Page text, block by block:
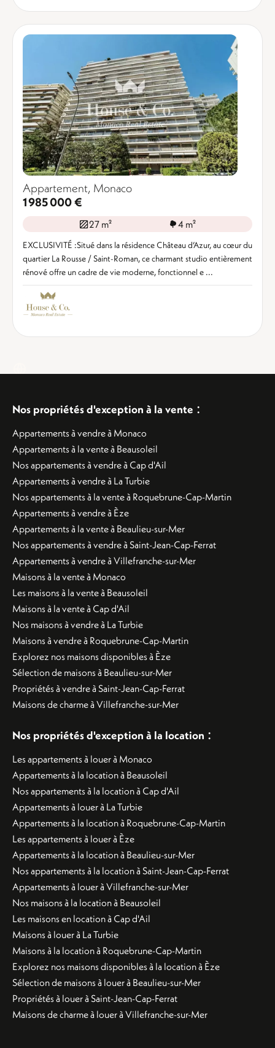
Appartement, Monaco
1 985 000 €
27 m² 4 m²
EXCLUSIVITÉ :Situé dans la résidence Château d’Azur, au cœur du
quartier La Rousse / Saint-Roman, ce charmant studio entièrement
rénové offre un cadre de vie moderne, fonctionnel e ...
Nos propriétés d'exception à la vente :
Appartements à vendre à Monaco
Appartements à la vente à Beausoleil
Nos appartements à vendre à Cap d'Ail
Appartements à vendre à La Turbie
Nos appartements à la vente à Roquebrune-Cap-Martin
Appartements à vendre à Èze
Appartements à la vente à Beaulieu-sur-Mer
Nos appartements à vendre à Saint-Jean-Cap-Ferrat
Appartements à vendre à Villefranche-sur-Mer
Maisons à la vente à Monaco
Les maisons à la vente à Beausoleil
Maisons à la vente à Cap d'Ail
Nos maisons à vendre à La Turbie
Maisons à vendre à Roquebrune-Cap-Martin
Explorez nos maisons disponibles à Èze
Sélection de maisons à Beaulieu-sur-Mer
Propriétés à vendre à Saint-Jean-Cap-Ferrat
Maisons de charme à Villefranche-sur-Mer
Nos propriétés d'exception à la location :
Les appartements à louer à Monaco
Appartements à la location à Beausoleil
Nos appartements à la location à Cap d'Ail
Appartements à louer à La Turbie
Appartements à la location à Roquebrune-Cap-Martin
Les appartements à louer à Èze
Appartements à la location à Beaulieu-sur-Mer
Nos appartements à la location à Saint-Jean-Cap-Ferrat
Appartements à louer à Villefranche-sur-Mer
Nos maisons à la location à Beausoleil
Les maisons en location à Cap d'Ail
Maisons à louer à La Turbie
Maisons à la location à Roquebrune-Cap-Martin
Explorez nos maisons disponibles à la location à Èze
Sélection de maisons à louer à Beaulieu-sur-Mer
Propriétés à louer à Saint-Jean-Cap-Ferrat
Maisons de charme à louer à Villefranche-sur-Mer